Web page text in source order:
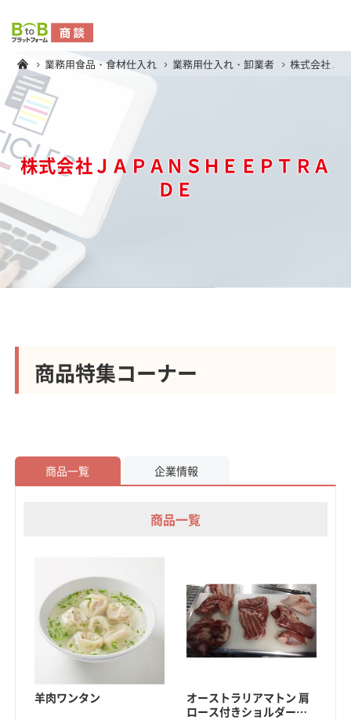
業務用食品・食材仕入れ 業務用仕入れ・卸業者 株式会社Ｊ
株式会社ＪＡＰＡＮＳＨＥＥＰＴＲＡ
ＤＥ
商品特集コーナー
商品一覧 企業情報
商品一覧
羊肉ワンタン
オーストラリアマトン 肩
ロース付きショルダー骨